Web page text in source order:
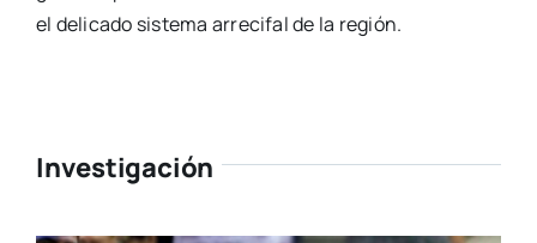
el delicado sistema arrecifal de la región.
Investigación